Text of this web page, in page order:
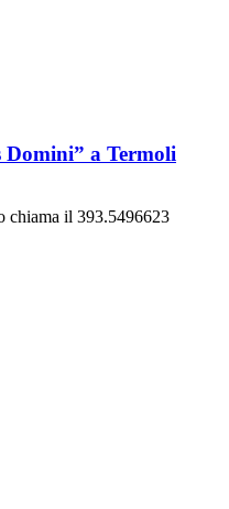
Domini” a Termoli
chiama il 393.5496623